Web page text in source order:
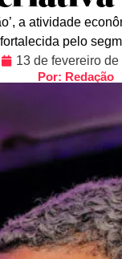
a atividade
pelo
13 de fevereiro de
Por: Redação